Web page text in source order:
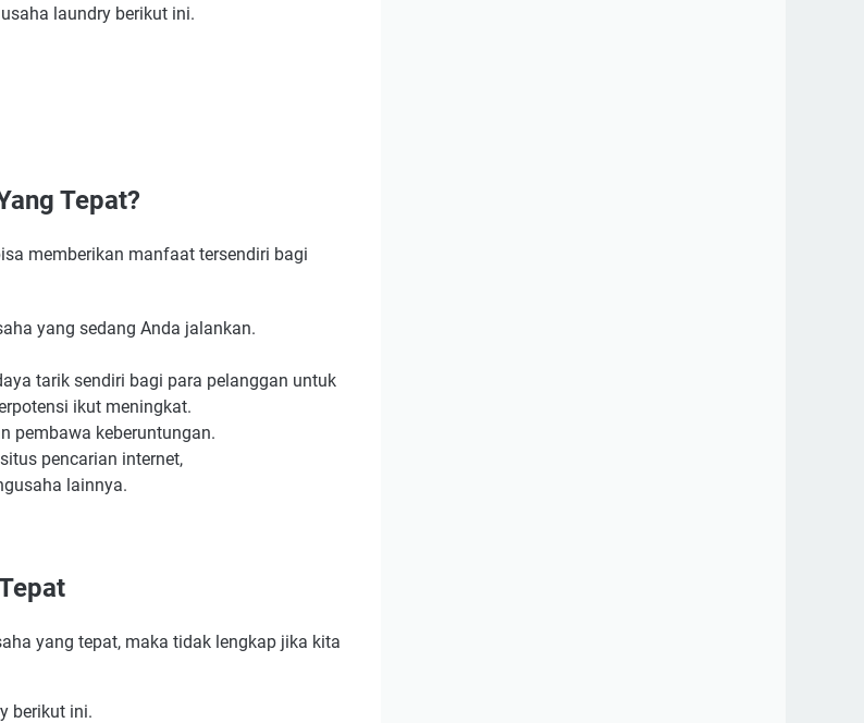
laundry berikut ini.
Tepat?
memberikan manfaat tersendiri bagi
yang sedang Anda jalankan.
tarik sendiri bagi para pelanggan untuk
ikut meningkat.
pembawa keberuntungan.
pencarian internet,
lainnya.
yang tepat, maka tidak lengkap jika kita
berikut ini.